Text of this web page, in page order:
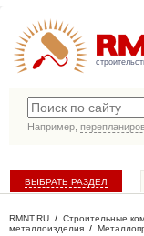
Например,
ВЫБРАТЬ РАЗДЕЛ
RMNT.RU / Строительные
металлоизделия /